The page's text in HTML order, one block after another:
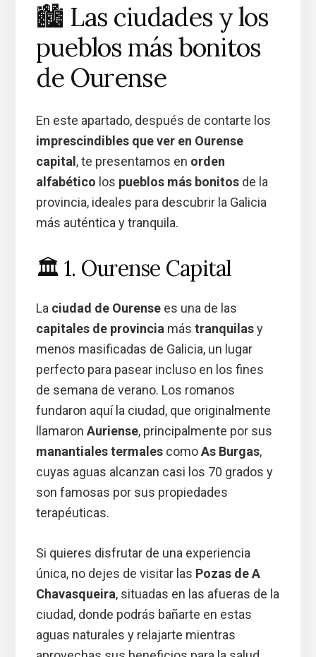
🏙️ Las ciudades y los
pueblos más bonitos
de Ourense
En este apartado, después de contarte los
imprescindibles que ver en Ourense
capital , te presentamos en orden
alfabético los pueblos más bonitosde la
provincia, ideales para descubrir la Galicia
más auténtica y tranquila.
🏛️ 1. Ourense Capital
La ciudad de Ourensees una de las
capitales de provinciamás tranquilasy
menos masificadas de Galicia, un lugar
perfecto para pasear incluso en los fines
de semana de verano. Los romanos
fundaron aquí la ciudad, que originalmente
llamaron Auriense, principalmente por sus
manantiales termalescomoAs Burgas,
cuyas aguas alcanzan casi los 70 grados y
son famosas por sus propiedades
terapéuticas.
Si quieres disfrutar de una experiencia
única, no dejes de visitar las Pozas de A
Chavasqueira, situadas en las afueras de la
ciudad, donde podrás bañarte en estas
aguas naturales y relajarte mientras